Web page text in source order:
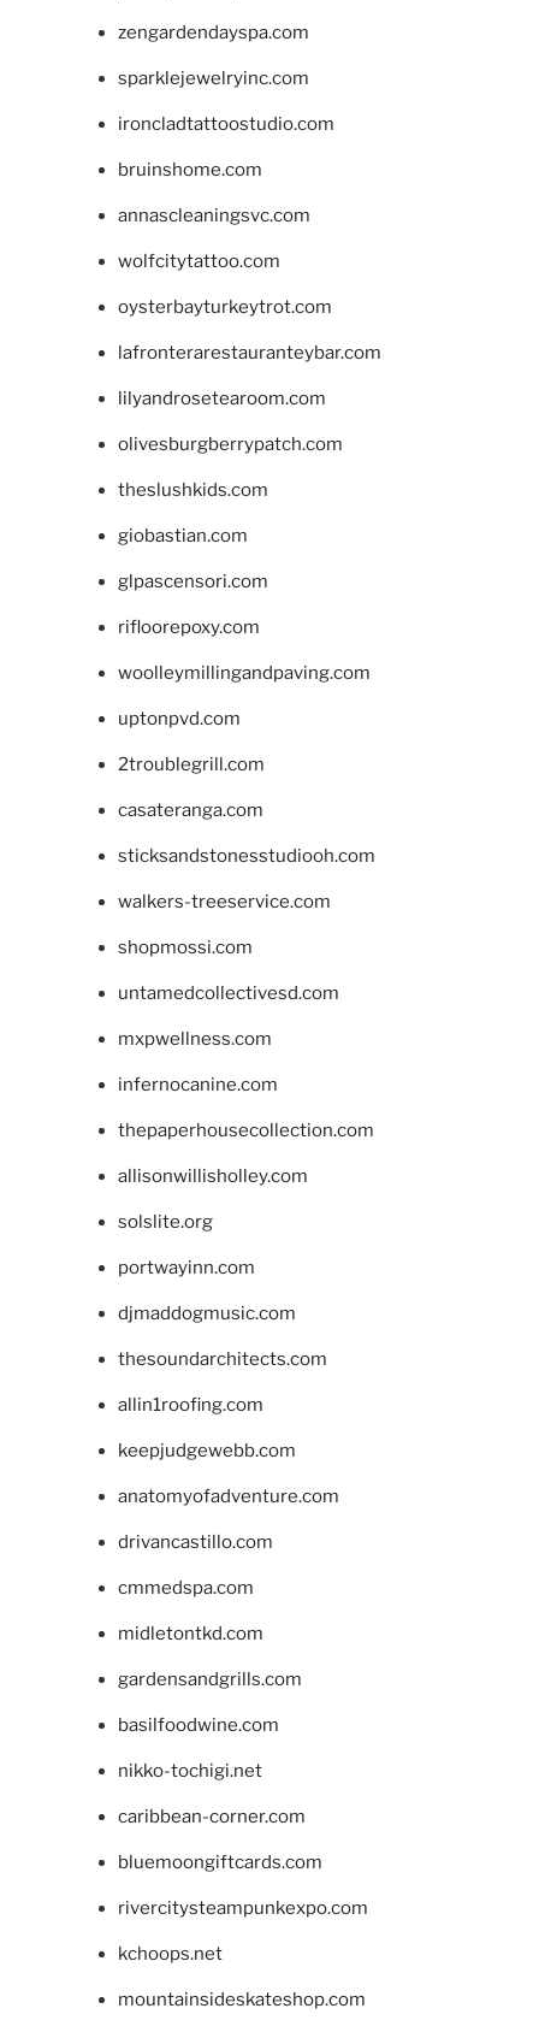
zengardendayspa.com
sparklejewelryinc.com
ironcladtattoostudio.com
bruinshome.com
annascleaningsvc.com
wolfcitytattoo.com
oysterbayturkeytrot.com
lafronterarestauranteybar.com
lilyandrosetearoom.com
olivesburgberrypatch.com
theslushkids.com
giobastian.com
glpascensori.com
rifloorepoxy.com
woolleymillingandpaving.com
uptonpvd.com
2troublegrill.com
casateranga.com
sticksandstonesstudiooh.com
walkers-treeservice.com
shopmossi.com
untamedcollectivesd.com
mxpwellness.com
infernocanine.com
thepaperhousecollection.com
allisonwillisholley.com
solslite.org
portwayinn.com
djmaddogmusic.com
thesoundarchitects.com
allin1roofing.com
keepjudgewebb.com
anatomyofadventure.com
drivancastillo.com
cmmedspa.com
midletontkd.com
gardensandgrills.com
basilfoodwine.com
nikko-tochigi.net
caribbean-corner.com
bluemoongiftcards.com
rivercitysteampunkexpo.com
kchoops.net
mountainsideskateshop.com